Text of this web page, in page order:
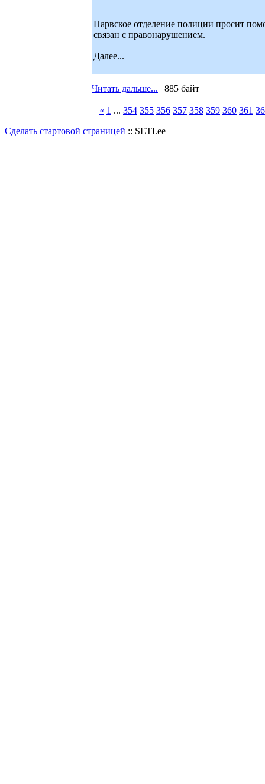
Нарвское отделение полиции просит
связан с правонарушением.
Далее...
Читать дальше... | 885 байт
« 1 ... 354 355 356 357 358 359 360 361
Сделать стартовой страницей :: SETI.ee